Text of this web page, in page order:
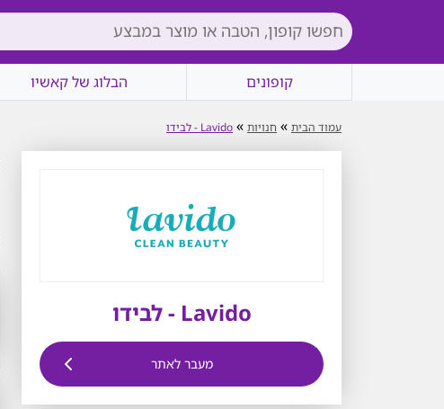
קופונים הבלוג של קאשיו
עמוד הבית » חנויות » Lavido - לבידו
Lavido - לבידו
מעבר לאתר